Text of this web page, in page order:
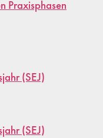
Praxisphasen
(SEJ)
(SEJ)